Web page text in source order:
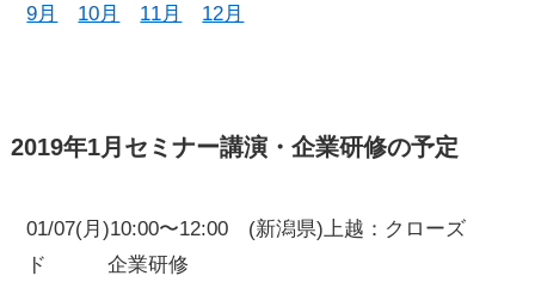
9月
10月 11月 12月
2019年1月セミナー講演・企業研修の予定
01/07(月)10:00〜12:00 (新潟県)上越：クローズ
ド 企業研修